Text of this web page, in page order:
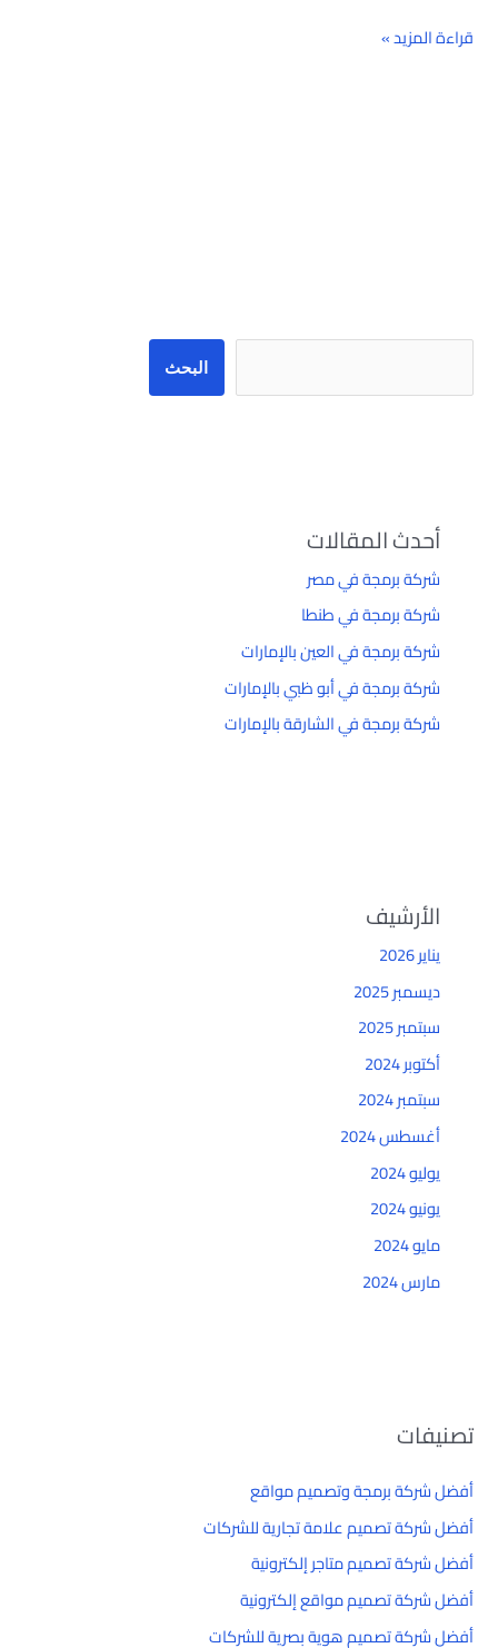
قراءة المزيد »
البحث
أحدث المقالات
شركة برمجة في مصر
شركة برمجة في طنطا
شركة برمجة في العين بالإمارات
شركة برمجة في أبو ظبي بالإمارات
شركة برمجة في الشارقة بالإمارات
الأرشيف
يناير 2026
ديسمبر 2025
سبتمبر 2025
أكتوبر 2024
سبتمبر 2024
أغسطس 2024
يوليو 2024
يونيو 2024
مايو 2024
مارس 2024
تصنيفات
أفضل شركة برمجة وتصميم مواقع
أفضل شركة تصميم علامة تجارية للشركات
أفضل شركة تصميم متاجر إلكترونية
أفضل شركة تصميم مواقع إلكترونية
أفضل شركة تصميم هوية بصرية للشركات